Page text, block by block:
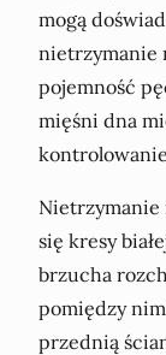
mogą
nietrzymanie
pojemność
mięśni dna
Nietrzymanie
się kresy
brzucha
pomiędzy
przednią